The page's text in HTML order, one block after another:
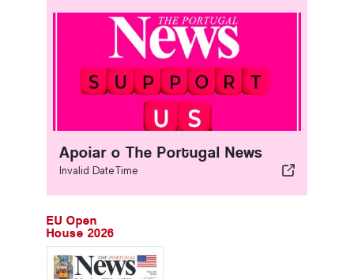
Apoiar o The Portugal News
Invalid DateTime
EU Open
House 2026